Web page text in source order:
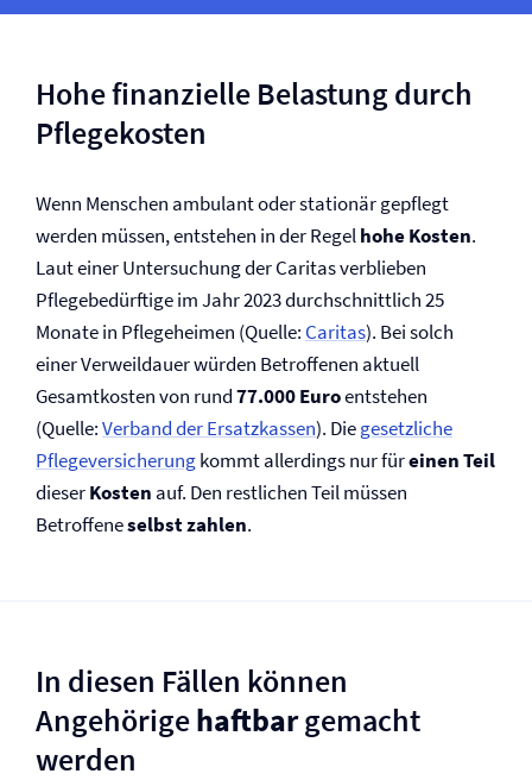
Hohe finanzielle Belastung durch
Pflegekosten
Wenn Menschen ambulant oder stationär gepflegt
werden müssen, entstehen in der Regelhohe Kosten.
Laut einer Untersuchung der Caritas verblieben
Pflegebedürftige im Jahr 2023 durchschnittlich 25
Monate in Pflegeheimen (Quelle: Caritas). Bei solch
einer Verweildauer würden Betroffenen aktuell
Gesamtkosten von rund77.000 Euroentstehen
(Quelle:Verband der Ersatzkassen). Diegesetzliche
Pflege­versicherungkommt allerdings nur füreinen Teil
dieserKosten auf. Den restlichen Teil müssen
Betroffeneselbst zahlen.
In diesen Fällen können
Angehörigehaftbargemacht
werden